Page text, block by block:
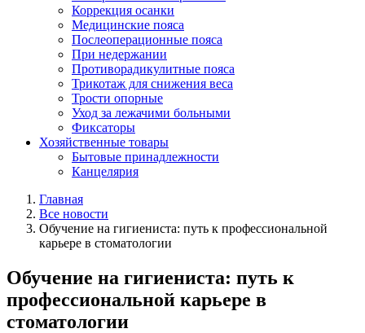
Коррекция осанки
Медицинские пояса
Послеоперационные пояса
При недержании
Противорадикулитные пояса
Трикотаж для снижения веса
Трости опорные
Уход за лежачими больными
Фиксаторы
Хозяйственные товары
Бытовые принадлежности
Канцелярия
Главная
Все новости
Обучение на гигиениста: путь к профессиональной
карьере в стоматологии
Обучение на гигиениста: путь к
профессиональной карьере в
стоматологии